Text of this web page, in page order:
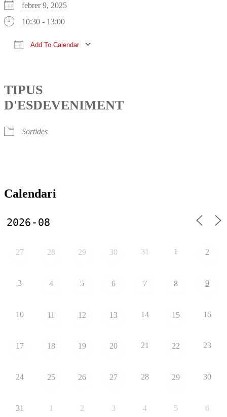
febrer 9, 2025
10:30 - 13:00
Add To Calendar
TIPUS
D'ESDEVENIMENT
Sortides
Calendari
27 28 29 30 31 1 2
3 4 5 6 7 8 9
10 11 12 13 14 15 16
17 18 19 20 21 22 23
24 25 26 27 28 29 30
31 1 2 3 4 5 6